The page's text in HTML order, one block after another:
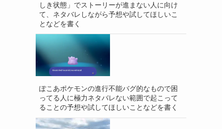
しき状態」でストーリーが進まない人に向け
て、ネタバレしながら予想や試してほしいこ
となどを書く
ぽこあポケモンの進行不能バグ的なもので困
ってる人に極力ネタバレない範囲で起こって
ることの予想や試してほしいことなどを書く